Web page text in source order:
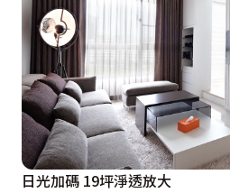
日光加碼 19坪淨透放大